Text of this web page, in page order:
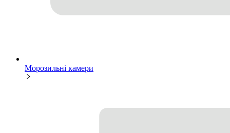
Морозильні камери